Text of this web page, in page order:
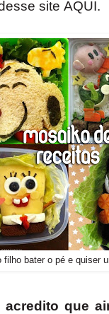
site AQUI.
filho bater o pé e quiser
acredito que